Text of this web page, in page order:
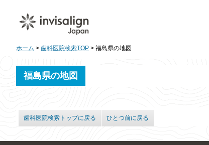
ホーム > 歯科医院検索TOP > 福島県の地図
福島県の地図
歯科医院検索トップに戻る ひとつ前に戻る